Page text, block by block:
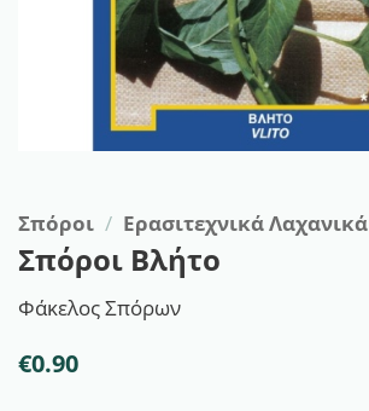
Σπόροι / Ερασιτεχνικά Λαχανικά
Σπόροι Βλήτο
Φάκελος Σπόρων
€0.90